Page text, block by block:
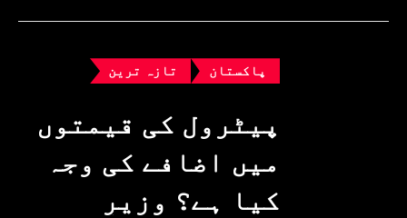
پاکستان تازہ ترین
پیٹرول کی قیمتوں
میں اضافے کی وجہ
کیا ہے؟ وزیرِ